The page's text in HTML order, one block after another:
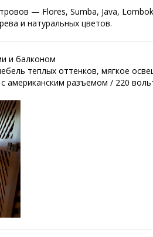
— Flores, Sumba, Java,
и натуральных цветов.
и балконом
теплых оттенков, мягкое
разъемом / 220